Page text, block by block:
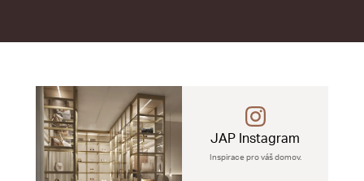
JAP Instagram
Inspirace pro váš domov.